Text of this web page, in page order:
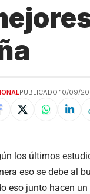
PUBLICADO 10/09/
los últimos
eso se debe al
eso junto hacen